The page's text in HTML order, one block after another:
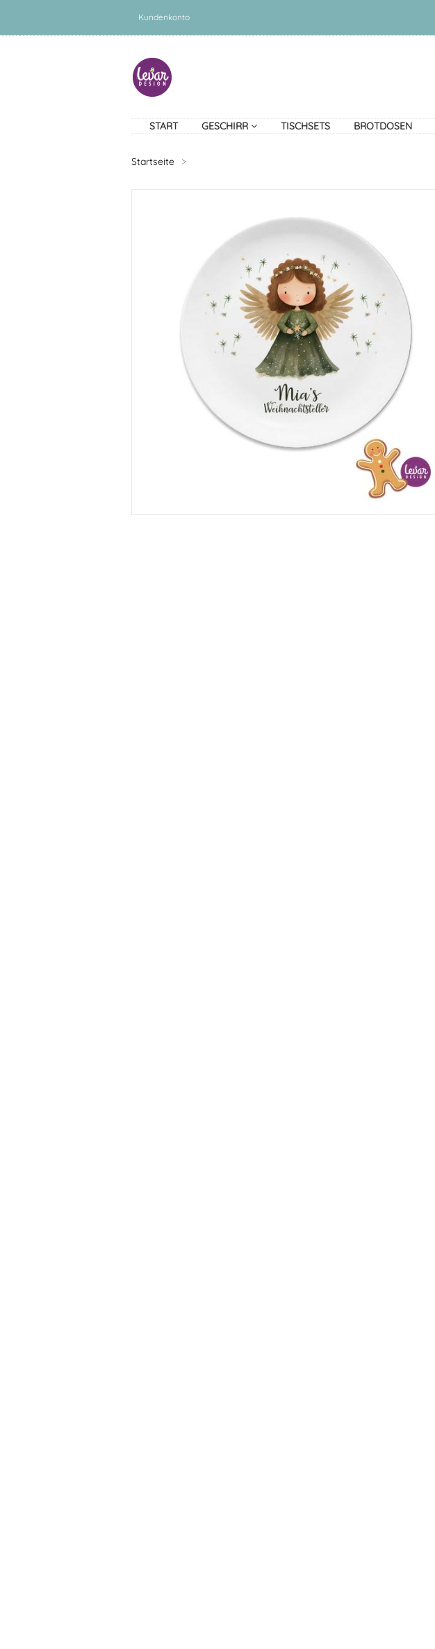
Kundenkonto
START GESCHIRR TISCHSETS BROTDOSEN
Startseite >